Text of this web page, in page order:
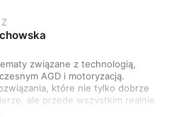
związane z technologią,
AGD i motoryzacją.
które nie tylko dobrze
ale przede wszystkim realnie